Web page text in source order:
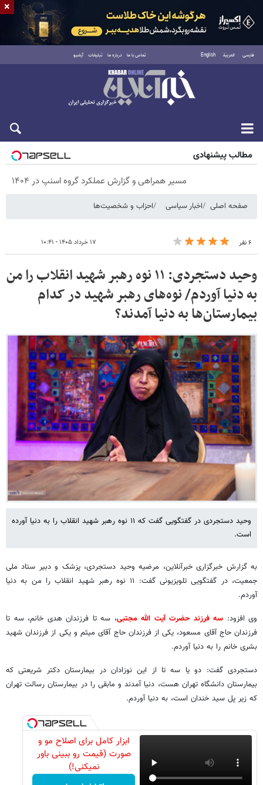
فارسی العربية English تماس با ما درباره ما تبلیغات آرشیو
پنجشنبه ۱۵ مرداد ۱۴۰۵
مطالب پیشنهادی
مسیر همراهی و گزارش عملکرد گروه اسنپ در ۱۴۰۴
صفحه اصلی اخبار سیاسی احزاب و شخصیت‌ها
۶ نفر ۱۷ خرداد ۱۴۰۵ - ۱۰:۴۱
وحید دستجردی: ۱۱ نوه رهبر شهید انقلاب را من
به دنیا آوردم/ نوه‌های رهبر شهید در کدام
بیمارستان‌ها به دنیا آمدند؟
وحید دستجردی در گفتگویی گفت که ۱۱ نوه رهبر شهید انقلاب را به دنیا آورده
است.
به گزارش خبرگزاری خبرآنلاین، مرضیه وحید دستجردی، پزشک و دبیر ستاد ملی
جمعیت، در گفتگویی تلویزیونی گفت: ۱۱ نوه رهبر شهید انقلاب را من به دنیا
آوردم.
وی افزود: سه فرزند حضرت آیت الله مجتبی، سه تا فرزندان هدی خانم، سه تا
فرزندان حاج آقای مسعود، یکی از فرزندان حاج آقای میثم و یکی از فرزندان شهید
بشری خانم را به دنیا آوردم.
دستجردی گفت: دو یا سه تا از این نوزادان در بیمارستان دکتر شریعتی که
بیمارستان دانشگاه تهران هست، دنیا آمدند و مابقی را در بیمارستان رسالت تهران
که زیر پل سید خندان است، به دنیا آوردم.
ابزار کامل برای اصلاح مو و
صورت (قیمت رو ببینی باور
نمیکنی!)
×